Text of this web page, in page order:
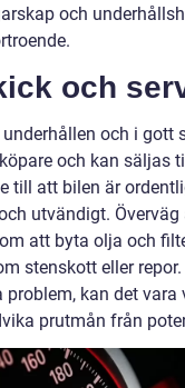
och
och
och i gott
och kan säljas
till att bilen är
utvändigt.
att byta olja och
stenskott eller
problem, kan det vara
prutmån från